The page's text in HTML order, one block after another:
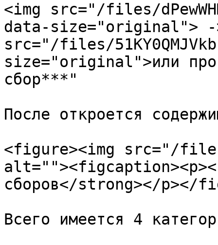
<img src="/files/
data-size="original"> -
src="/files/
size="original">или
сбор***"
После откроется
<figure><img src="/files/
сборов</strong></p></
Всего имеется 4